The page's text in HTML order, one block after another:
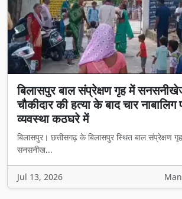
बिलासपुर बाल संप्रेक्षण गृह में
चौकीदार की हत्या के बाद चार नाबालिग
व्यवस्था कठघरे में
बिलासपुर। छत्तीसगढ़ के बिलासपुर स्थित बाल संप्रेक्षण
सनसनीख...
Jul 13, 2026